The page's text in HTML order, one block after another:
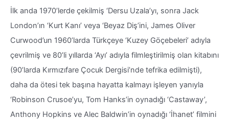
İlk anda 1970’lerde çekilmiş ‘Dersu Uzala’yı, sonra Jack
London’ın ‘Kurt Kanı’ veya ‘Beyaz Diş’ini, James Oliver
Curwood’un 1960’larda Türkçeye ‘Kuzey Göçebeleri’ adıyla
çevrilmiş ve 80’li yıllarda ‘Ayı’ adıyla filmleştirilmiş olan kitabını
(90’larda Kırmızıfare Çocuk Dergisi’nde tefrika edilmişti),
daha da ötesi tek başına hayatta kalmayı işleyen yanıyla
‘Robinson Crusoe’yu, Tom Hanks’in oynadığı ‘Castaway’,
Anthony Hopkins ve Alec Baldwin’in oynadığı ‘İhanet’ filmini